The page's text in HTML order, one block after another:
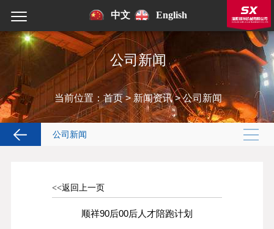
中文 English
公司新闻
当前位置：首页>新闻资讯>公司新闻
公司新闻
<<返回上一页
顺祥90后00后人才陪跑计划